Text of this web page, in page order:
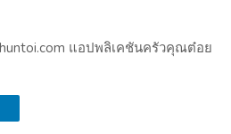
แอปพลิเคชันครัวคุณต๋อย